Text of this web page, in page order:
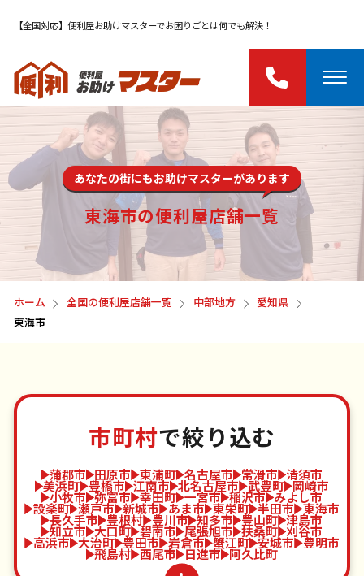
【全国対応】便利屋お助けマスターでお困りごとは何でも解決！
あなたの街にもお助けマスターがあります
東海市の便利屋店舗一覧
ホーム 全国の便利屋店舗一覧 中部地方
愛知県
東海市
市町村で絞り込む
蒲郡市 田原市 東浦町 名古屋市 常滑市 清須市
美浜町 豊橋市 江南市 北名古屋市 武豊町 岡崎市
小牧市 弥富市 幸田町 一宮市 稲沢市 みよし市
設楽町 瀬戸市 新城市 あま市 東栄町 半田市 東海市
長久手市 豊根村 豊川市 知多市 豊山町 津島市
知立市 大口町 碧南市 尾張旭市 扶桑町 刈谷市
高浜市 大治町 豊田市 岩倉市 蟹江町 安城市 豊明市
飛島村 西尾市 日進市 阿久比町